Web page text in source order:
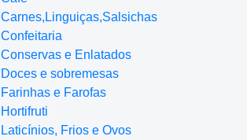
Carnes,Linguiças,Salsichas
Confeitaria
Conservas e Enlatados
Doces e sobremesas
Farinhas e Farofas
Hortifruti
Laticínios, Frios e Ovos